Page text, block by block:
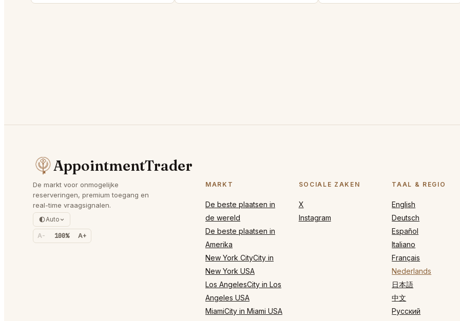
AppointmentTrader
De markt voor onmogelijke
reserveringen, premium toegang en
real-time vraagsignalen.
Auto
A- 100% A+
MARKT
De beste plaatsen in
de wereld
De beste plaatsen in
Amerika
New York CityCity in
New York USA
Los AngelesCity in Los
Angeles USA
MiamiCity in Miami USA
SOCIALE ZAKEN
X
Instagram
TAAL & REGIO
English
Deutsch
Español
Italiano
Français
Nederlands
日本語
中文
Русский